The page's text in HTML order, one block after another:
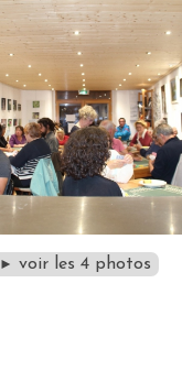
► voir les 4 photos